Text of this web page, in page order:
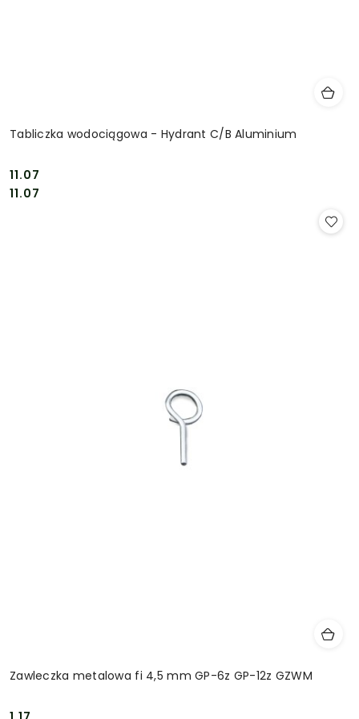
Tabliczka wodociągowa - Hydrant C/B Aluminium
Cena:
11.07
Cena:
11.07
Zawleczka metalowa fi 4,5 mm GP-6z GP-12z GZWM